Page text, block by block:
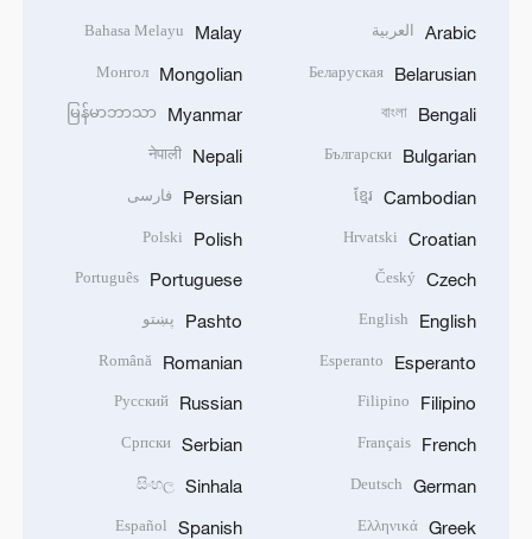
Arabic العربية
Belarusian
Беларуская
Bengali
বাংলা
Bulgarian
Български
Cambodian
ខ្មែរ
Croatian
Hrvatski
Czech
Český
English
English
Esperanto
Esperanto
Filipino
Filipino
French
Français
German
Deutsch
Greek
Ελληνικά
Malay
Bahasa Melayu
Mongolian
Монгол
Myanmar
မြန်မာဘာသာ
Nepali
नेपाली
Persian فارسی
Polish
Polski
Portuguese
Português
Pashto پښتو
Romanian
Română
Russian
Русский
Serbian
Српски
Sinhala
සිංහල
Spanish
Español